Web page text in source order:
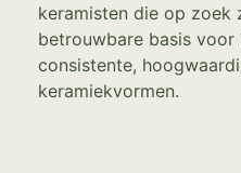
keramisten die op zoek
betrouwbare basis voor
consistente,
keramiekvormen.